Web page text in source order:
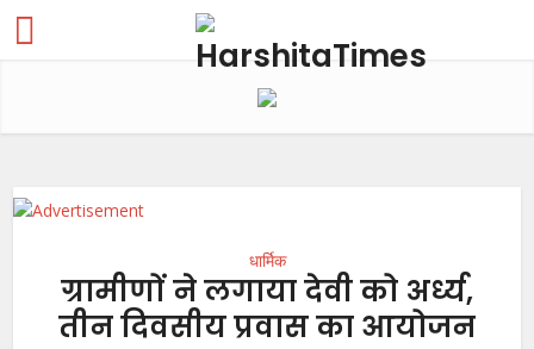
धार्मिक
ग्रामीणों ने लगाया देवी को अर्ध्य,
तीन दिवसीय प्रवास का आयोजन